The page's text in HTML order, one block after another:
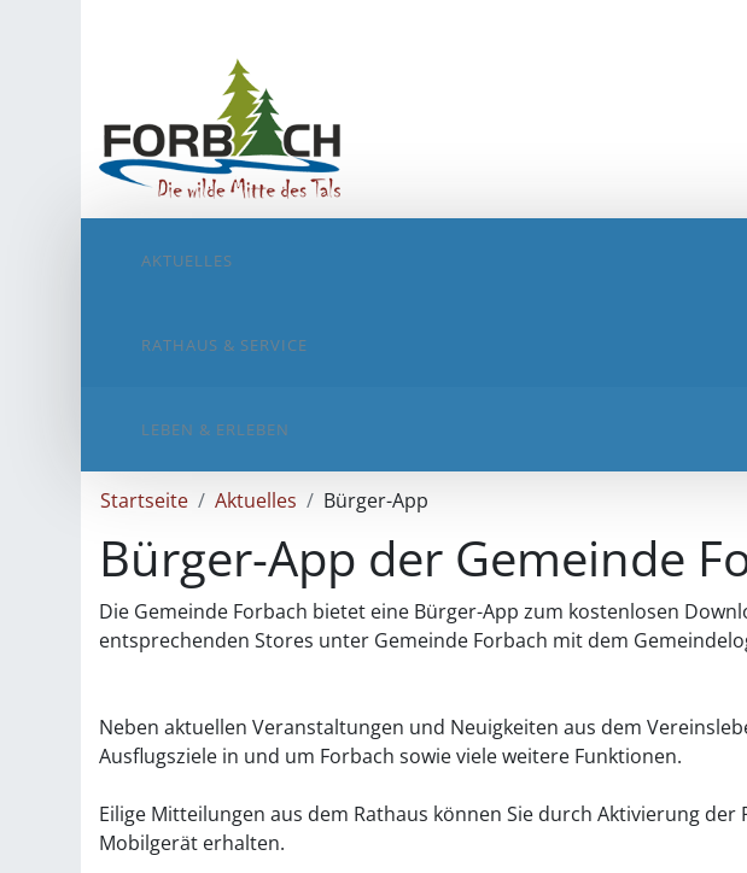
AKTUELLES
RATHAUS & SERVICE
LEBEN & ERLEBEN
Startseite Aktuelles Bürger-App
Bürger-App der Gemeinde
Die Gemeinde Forbach bietet eine Bürger-App zum kostenlosen
entsprechenden Stores unter Gemeinde Forbach mit dem
Neben aktuellen Veranstaltungen und Neuigkeiten aus dem
Ausflugsziele in und um Forbach sowie viele weitere Funktionen.
Eilige Mitteilungen aus dem Rathaus können Sie durch Aktivierung
Mobilgerät erhalten.